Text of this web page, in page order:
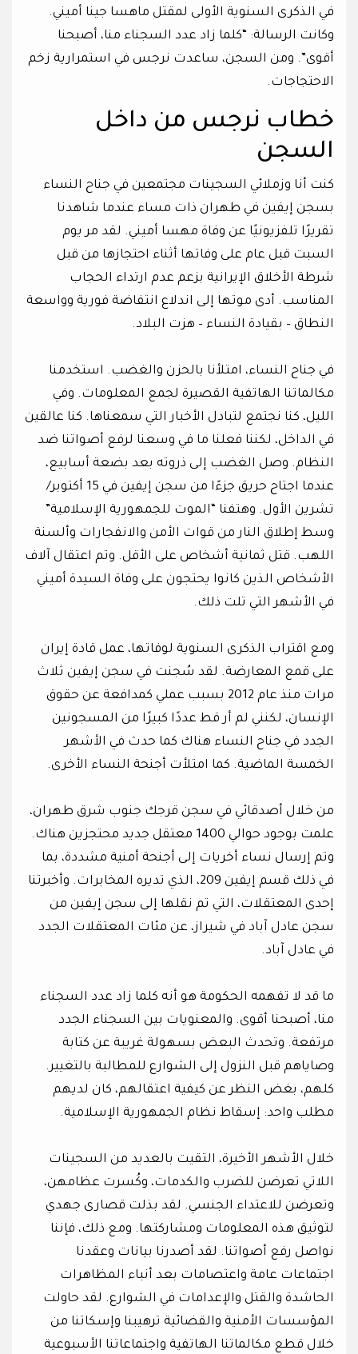
في الذكرى السنوية الأولى لمقتل ماهسا جينا أميني.
وكانت الرسالة: “كلما زاد عدد السجناء منا، أصبحنا
أقوى”. ومن السجن، ساعدت نرجس في استمرارية زخم
الاحتجاجات.
خطاب نرجس من داخل
السجن
كنت أنا وزملائي السجينات مجتمعين في جناح النساء
بسجن إيفين في طهران ذات مساء عندما شاهدنا
تقريرًا تلفزيونيًا عن وفاة مهسا أميني. لقد مر يوم
السبت قبل عام على وفاتها أثناء احتجازها من قبل
شرطة الأخلاق الإيرانية بزعم عدم ارتداء الحجاب
المناسب. أدى موتها إلى اندلاع انتفاضة فورية وواسعة
النطاق – بقيادة النساء – هزت البلاد.
في جناح النساء، امتلأنا بالحزن والغضب. استخدمنا
مكالماتنا الهاتفية القصيرة لجمع المعلومات. وفي
الليل، كنا نجتمع لتبادل الأخبار التي سمعناها. كنا عالقين
في الداخل، لكننا فعلنا ما في وسعنا لرفع أصواتنا ضد
النظام. وصل الغضب إلى ذروته بعد بضعة أسابيع،
عندما اجتاح حريق جزءًا من سجن إيفين في 15 أكتوبر/
تشرين الأول. وهتفنا “الموت للجمهورية الإسلامية”
وسط إطلاق النار من قوات الأمن والانفجارات وألسنة
اللهب. قتل ثمانية أشخاص على الأقل. وتم اعتقال آلاف
الأشخاص الذين كانوا يحتجون على وفاة السيدة أميني
في الأشهر التي تلت ذلك.
ومع اقتراب الذكرى السنوية لوفاتها، عمل قادة إيران
على قمع المعارضة. لقد سُجنت في سجن إيفين ثلاث
مرات منذ عام 2012 بسبب عملي كمدافعة عن حقوق
الإنسان، لكنني لم أر قط عددًا كبيرًا من المسجونين
الجدد في جناح النساء هناك كما حدث في الأشهر
الخمسة الماضية. كما امتلأت أجنحة النساء الأخرى.
من خلال أصدقائي في سجن قرجك جنوب شرق طهران،
علمت بوجود حوالي 1400 معتقل جديد محتجزين هناك.
وتم إرسال نساء أخريات إلى أجنحة أمنية مشددة، بما
في ذلك قسم إيفين 209، الذي تديره المخابرات. وأخبرتنا
إحدى المعتقلات، التي تم نقلها إلى سجن إيفين من
سجن عادل آباد في شيراز، عن مئات المعتقلات الجدد
في عادل آباد.
ما قد لا تفهمه الحكومة هو أنه كلما زاد عدد السجناء
منا، أصبحنا أقوى. والمعنويات بين السجناء الجدد
مرتفعة. وتحدث البعض بسهولة غريبة عن كتابة
وصاياهم قبل النزول إلى الشوارع للمطالبة بالتغيير.
كلهم، بغض النظر عن كيفية اعتقالهم، كان لديهم
مطلب واحد: إسقاط نظام الجمهورية الإسلامية.
خلال الأشهر الأخيرة، التقيت بالعديد من السجينات
اللاتي تعرضن للضرب والكدمات، وكُسرت عظامهن،
وتعرضن للاعتداء الجنسي. لقد بذلت قصارى جهدي
لتوثيق هذه المعلومات ومشاركتها. ومع ذلك، فإننا
نواصل رفع أصواتنا. لقد أصدرنا بيانات وعقدنا
اجتماعات عامة واعتصامات بعد أنباء المظاهرات
الحاشدة والقتل والإعدامات في الشوارع. لقد حاولت
المؤسسات الأمنية والقضائية ترهيبنا وإسكاتنا من
خلال قطع مكالماتنا الهاتفية واجتماعاتنا الأسبوعية